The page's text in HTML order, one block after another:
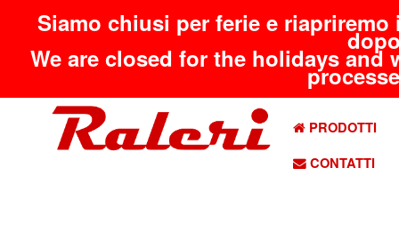
Siamo chiusi per ferie e
We are closed for the holidays
PRODOTTI
CONTATTI